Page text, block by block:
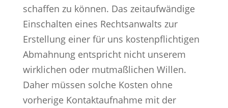
schaffen zu können. Das zeitaufwändige
Einschalten eines Rechtsanwalts zur
Erstellung einer für uns kostenpflichtigen
Abmahnung entspricht nicht unserem
wirklichen oder mutmaßlichen Willen.
Daher müssen solche Kosten ohne
vorherige Kontaktaufnahme mit der